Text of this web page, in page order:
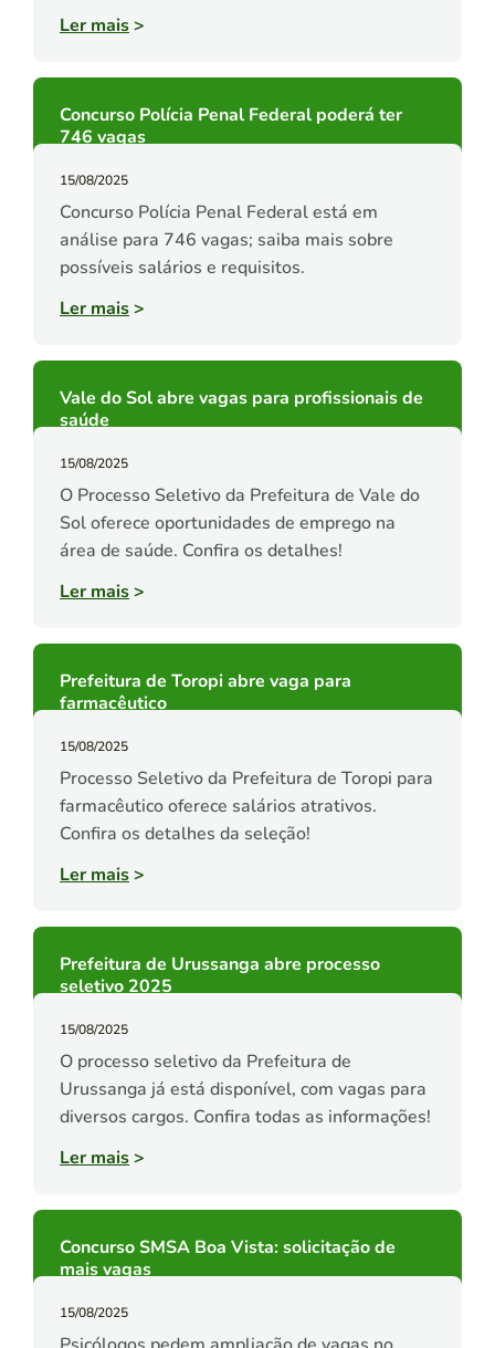
Ler mais>
Concurso Polícia Penal Federal poderá ter
746 vagas
15/08/2025
Concurso Polícia Penal Federal está em
análise para 746 vagas; saiba mais sobre
possíveis salários e requisitos.
Ler mais>
Vale do Sol abre vagas para profissionais de
saúde
15/08/2025
O Processo Seletivo da Prefeitura de Vale do
Sol oferece oportunidades de emprego na
área de saúde. Confira os detalhes!
Ler mais>
Prefeitura de Toropi abre vaga para
farmacêutico
15/08/2025
Processo Seletivo da Prefeitura de Toropi para
farmacêutico oferece salários atrativos.
Confira os detalhes da seleção!
Ler mais>
Prefeitura de Urussanga abre processo
seletivo 2025
15/08/2025
O processo seletivo da Prefeitura de
Urussanga já está disponível, com vagas para
diversos cargos. Confira todas as informações!
Ler mais>
Concurso SMSA Boa Vista: solicitação de
mais vagas
15/08/2025